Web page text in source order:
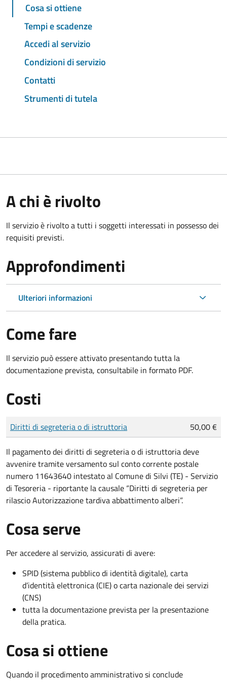
Cosa si ottiene
Tempi e scadenze
Accedi al servizio
Condizioni di servizio
Contatti
Strumenti di tutela
A chi è rivolto
Il servizio è rivolto a tutti i soggetti interessati in possesso dei
requisiti previsti.
Approfondimenti
Ulteriori informazioni
Come fare
Il servizio può essere attivato presentando tutta la
documentazione prevista, consultabile in formato PDF.
Costi
Tipo di pagamento
Importo
Diritti di segreteria o di istruttoria 50,00 €
Il pagamento dei diritti di segreteria o di istruttoria deve
avvenire tramite versamento sul conto corrente postale
numero 11643640 intestato al Comune di Silvi (TE) - Servizio
di Tesoreria - riportante la causale “Diritti di segreteria per
rilascio Autorizzazione tardiva abbattimento alberi”.
Cosa serve
Per accedere al servizio, assicurati di avere:
SPID (sistema pubblico di identità digitale), carta
d’identità elettronica (CIE) o carta nazionale dei servizi
(CNS)
tutta la documentazione prevista per la presentazione
della pratica.
Cosa si ottiene
Quando il procedimento amministrativo si conclude